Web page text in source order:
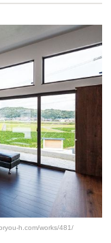
h.com/works/481/